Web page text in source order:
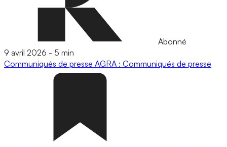
Abonné
9 avril 2026 - 5 min
Communiqués de presse AGRA : Communiqués de presse